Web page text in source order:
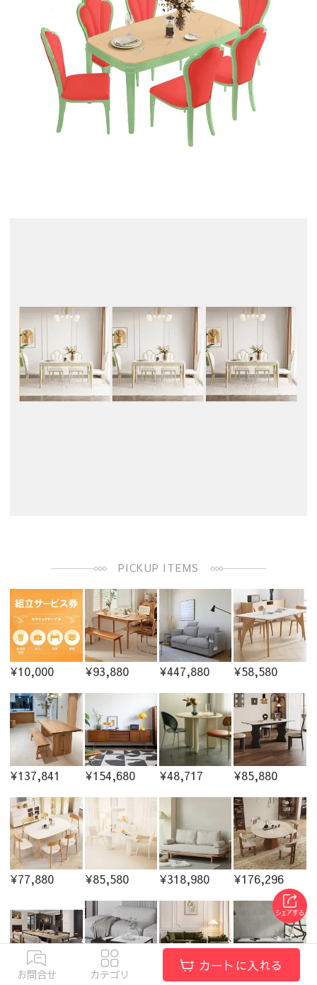
PICKUP ITEMS
¥10,000 ¥93,880 ¥447,880 ¥58,580
¥137,841 ¥154,680 ¥48,717 ¥85,880
¥77,880 ¥85,580 ¥318,980 ¥176,296
お問合せ カテゴリ
カートに入れる